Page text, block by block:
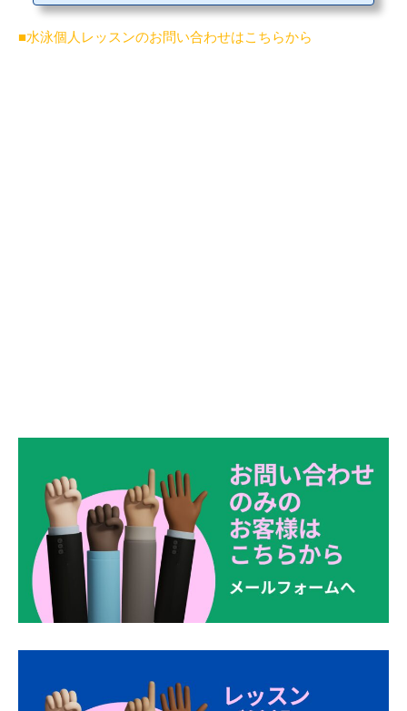
る・フォームをきれいにしたい・コーチの指導に悩んでいる・水泳に関わるす
投稿ジャンル・フォーム改善（平泳ぎ・クロールなど）・レッス
ンのビフォーアフター・元メダリストのワンポイントアドバイス
■水泳個人レッスンのお問い合わせはこちらから